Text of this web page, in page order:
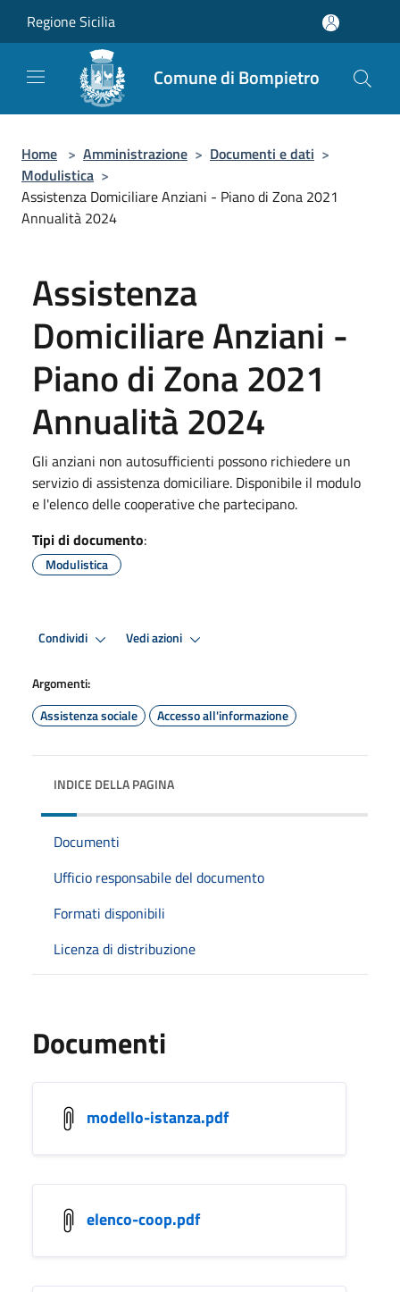
Regione Sicilia
Comune di Bompietro
Home > Amministrazione > Documenti e dati >
Modulistica >
Assistenza Domiciliare Anziani - Piano di Zona 2021
Annualità 2024
Assistenza
Domiciliare Anziani -
Piano di Zona 2021
Annualità 2024
Gli anziani non autosufficienti possono richiedere un
servizio di assistenza domiciliare. Disponibile il modulo
e l'elenco delle cooperative che partecipano.
Tipi di documento:
Modulistica
Condividi Vedi azioni
Argomenti:
Assistenza sociale
Accesso all'informazione
INDICE DELLA PAGINA
Documenti
Ufficio responsabile del documento
Formati disponibili
Licenza di distribuzione
Documenti
modello-istanza.pdf
elenco-coop.pdf